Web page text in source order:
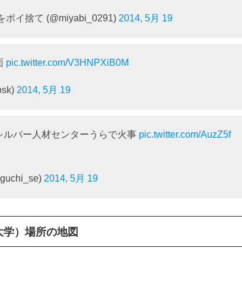
ポイ捨て (@miyabi_0291) 2014, 5月 19
pic.twitter.com/V3HNPXiB0M
2014, 5月 19
ルバー人材センターうらで火事 pic.twitter.com/AuzZ5f
2014, 5月 19
）場所の地図